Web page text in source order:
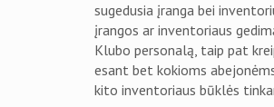
sugedusia įranga bei
įrangos ar inventoriaus
Klubo personalą, taip pat
esant bet kokioms
kito inventoriaus būklės